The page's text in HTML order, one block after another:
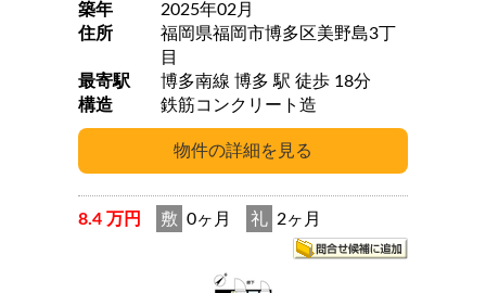
築年
2025年02月
住所
福岡県福岡市博多区美野島3丁
目
最寄駅
博多南線 博多 駅 徒歩 18分
構造
鉄筋コンクリート造
8.4 万円 敷 0ヶ月 礼 2ヶ月